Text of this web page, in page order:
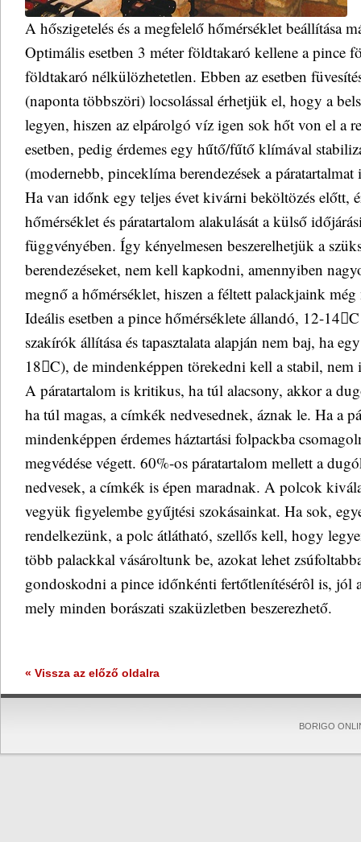
A hőszigetelés és a megfelelő hőmérséklet beállítása
Optimális esetben 3 méter földtakaró kellene a pince
földtakaró nélkülözhetetlen. Ebben az esetben
(naponta többszöri) locsolással érhetjük el, hogy a
legyen, hiszen az elpárolgó víz igen sok hőt von el a
esetben, pedig érdemes egy hűtő/fűtő klímával
(modernebb, pinceklíma berendezések a
Ha van időnk egy teljes évet kivárni beköltözés előtt,
hőmérséklet és páratartalom alakulását a külső
függvényében. Így kényelmesen beszerelhetjük a
berendezéseket, nem kell kapkodni, amennyiben
megnő a hőmérséklet, hiszen a féltett palackjaink
Ideális esetben a pince hőmérséklete állandó, 12-
szakírók állítása és tapasztalata alapján nem baj, ha
18C), de mindenképpen törekedni kell a stabil, nem
A páratartalom is kritikus, ha túl alacsony, akkor a
ha túl magas, a címkék nedvesednek, áznak le. Ha a
mindenképpen érdemes háztartási folpackba
megvédése végett. 60%-os páratartalom mellett a
nedvesek, a címkék is épen maradnak. A polcok
vegyük figyelembe gyűjtési szokásainkat. Ha sok,
rendelkezünk, a polc átlátható, szellős kell, hogy
több palackkal vásároltunk be, azokat lehet
gondoskodni a pince időnkénti fertőtlenítésérôl is, jól
mely minden borászati szaküzletben beszerezhető.
« Vissza az előző oldalra
BORIGO